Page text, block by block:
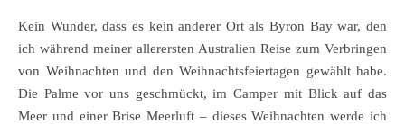
Kein Wunder, dass es kein anderer Ort als Byron Bay war, den
ich während meiner allerersten Australien Reise zum Verbringen
von Weihnachten und den Weihnachtsfeiertagen gewählt habe.
Die Palme vor uns geschmückt, im Camper mit Blick auf das
Meer und einer Brise Meerluft – dieses Weihnachten werde ich